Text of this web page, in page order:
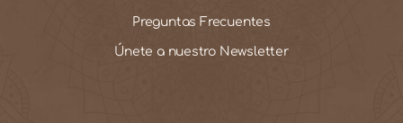
Preguntas Frecuentes
Únete a nuestro Newsletter